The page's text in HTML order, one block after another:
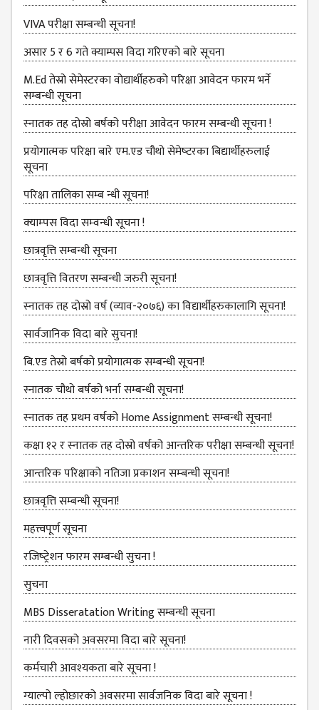
PROGRAMS
& POLICIES
FEE
STRUCTURE
METHODS &
TECHNIQUES
RULES &
REGULATION
KMC INTAKE
CAPACITY
RESULT
REPORTS &
PUBLICATION
AUDIT
REPORT
ANNUAL
REPORT
TRACER
STUDY
REPORT
JOURNAL &
BULLETIN
BROCHURE
PROSPECTUS
CURRICULUM &
SYLLABUS
MANAGEMENT(BBS)
BBS FIRST YEAR
BBS SECOND YEAR
BBS THIRD YEAR
BBS FOURTH YEAR
VIVA परीक्षा सम्बन्‍धी सूचना!
असार 5 र 6 गते क्याम्पस विदा गरिएको बारे सूचना
M.Ed तेस्रो सेमेस्टरका वोद्यार्थीहरुको परिक्षा आवेदन फारम भर्ने
सम्बन्धी सूचना
स्‍नातक तह दोस्रो बर्षको परीक्षा आवेदन फारम सम्बन्धी सूचना !
प्रयोगात्मक परिक्षा बारे एम.एड चौथो सेमेष्‍टरका बिद्यार्थीहरुलाई
सूचना
परिक्षा तालिका सम्ब न्धी सूचना!
क्‍याम्‍पस विदा सम्‍वन्‍धी सूचना !
छात्रवृत्ति सम्बन्धी सूचना
छात्रवृत्ति वितरण सम्बन्धी जरुरी सूचना!
स्‍नातक तह दोस्रो वर्ष (व्याव-२०७६) का विद्यार्थीहरुकालागि सूचना!
सार्वजानिक विदा बारे सुचना!
बि.एड तेस्रो बर्षको प्रयोगात्मक सम्बन्धी सूचना!
स्नातक चौथो बर्षको भर्ना सम्बन्धी सूचना!
स्‍नातक तह प्रथम वर्षको Home Assignment सम्बन्धी सूचना!
कक्षा १२ र स्‍नातक तह दोस्रो वर्षको आन्‍तरिक परीक्षा सम्बन्‍धी सूचना!
आन्‍तरिक परिक्षाको नतिजा प्रकाशन सम्‍बन्‍धी सूचना!
छात्रवृत्ति सम्बन्‍धी सूचना!
महत्त्वपूर्ण सूचना
रजिष्‍ट्रेशन फारम सम्बन्धी सुचना !
सुचना
MBS Disseratation Writing सम्बन्‍धी सूचना
नारी दिवसको अवसरमा विदा बारे सूचना!
कर्मचारी आवश्‍यकता बारे सूचना !
ग्‍याल्‍पो ल्‍होछारको अवसरमा सार्वजनिक विदा बारे सूचना !